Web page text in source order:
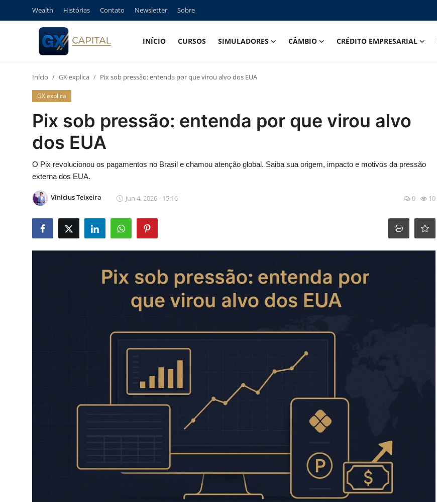
Wealth Histórias Contato Newsletter Sobre
INÍCIO CURSOS SIMULADORES CÂMBIO CRÉDITO EMPRESARIAL
Entrar
Simuladores
Contato
Início GX explica Pix sob pressão: entenda por que virou alvo dos EUA
GX explica
Pix sob pressão: entenda por que virou alvo
dos EUA
O Pix revolucionou os pagamentos no Brasil e chamou atenção global. Saiba sua origem, impacto e motivos da pressão
externa dos EUA.
Vinicius Teixeira Jun 4, 2026 - 15:16 0 10